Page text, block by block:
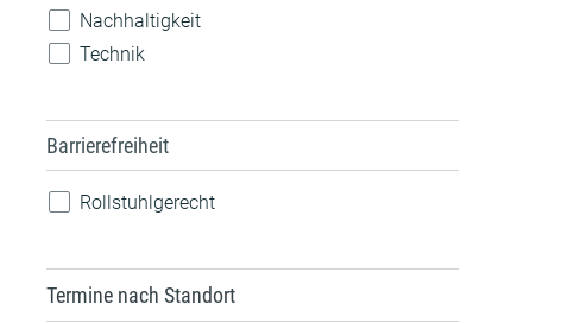
Nachhaltigkeit
Technik
Barrierefreiheit
Rollstuhlgerecht
Termine nach Standort